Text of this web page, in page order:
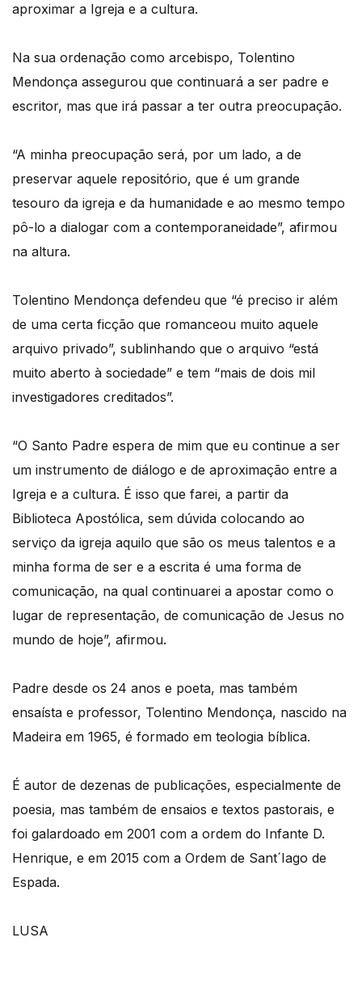
aproximar a Igreja e a cultura.
Na sua ordenação como arcebispo, Tolentino
Mendonça assegurou que continuará a ser padre e
escritor, mas que irá passar a ter outra preocupação.
“A minha preocupação será, por um lado, a de
preservar aquele repositório, que é um grande
tesouro da igreja e da humanidade e ao mesmo tempo
pô-lo a dialogar com a contemporaneidade”, afirmou
na altura.
Tolentino Mendonça defendeu que “é preciso ir além
de uma certa ficção que romanceou muito aquele
arquivo privado”, sublinhando que o arquivo “está
muito aberto à sociedade” e tem “mais de dois mil
investigadores creditados”.
“O Santo Padre espera de mim que eu continue a ser
um instrumento de diálogo e de aproximação entre a
Igreja e a cultura. É isso que farei, a partir da
Biblioteca Apostólica, sem dúvida colocando ao
serviço da igreja aquilo que são os meus talentos e a
minha forma de ser e a escrita é uma forma de
comunicação, na qual continuarei a apostar como o
lugar de representação, de comunicação de Jesus no
mundo de hoje”, afirmou.
Padre desde os 24 anos e poeta, mas também
ensaísta e professor, Tolentino Mendonça, nascido na
Madeira em 1965, é formado em teologia bíblica.
É autor de dezenas de publicações, especialmente de
poesia, mas também de ensaios e textos pastorais, e
foi galardoado em 2001 com a ordem do Infante D.
Henrique, e em 2015 com a Ordem de Sant´Iago de
Espada.
LUSA